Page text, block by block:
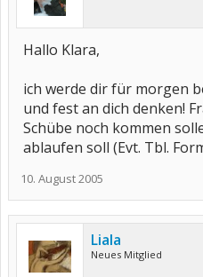
Hallo Klara,
ich werde dir für morgen
und fest an dich denken!
Schübe noch kommen
ablaufen soll (Evt. Tbl.
10. August 2005
Liala
Neues Mitglied